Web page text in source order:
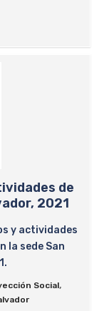
de
2021
y actividades
la sede San
Social,